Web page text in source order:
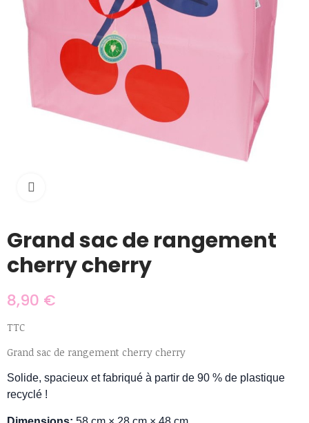
Grand sac de rangement
cherry cherry
8,90 €
TTC
Grand sac de rangement cherry cherry
Solide, spacieux et fabriqué à partir de 90 % de plastique
recyclé !